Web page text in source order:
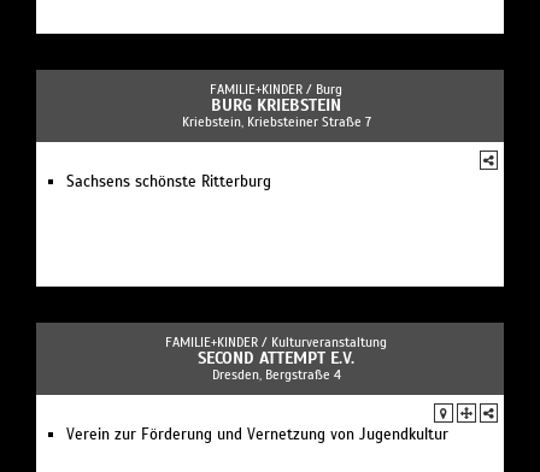
FAMILIE+KINDER / Burg
BURG KRIEBSTEIN
Kriebstein, Kriebsteiner Straße 7
Sachsens schönste Ritterburg
FAMILIE+KINDER / Kulturveranstaltung
SECOND ATTEMPT E.V.
Dresden, Bergstraße 4
Verein zur Förderung und Vernetzung von Jugendkultur